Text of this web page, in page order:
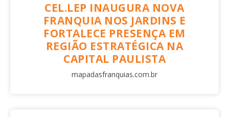
CEL.LEP INAUGURA NOVA
FRANQUIA NOS JARDINS E
FORTALECE PRESENÇA EM
REGIÃO ESTRATÉGICA NA
CAPITAL PAULISTA
mapadasfranquias.com.br